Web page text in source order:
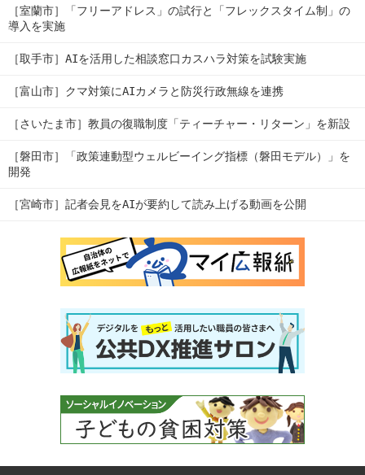
［室蘭市］「フリーアドレス」の試行と「フレックスタイム制」の
導入を実施
［取手市］AIを活用した相談窓口カスハラ対策を試験実施
［富山市］クマ対策にAIカメラと防災行政無線を連携
［さいたま市］教員の復職制度「ティーチャー・リターン」を新設
［磐田市］「政策連動型ウェルビーイング指標（磐田モデル）」を
開発
［宮崎市］記者会見をAIが要約して読み上げる動画を公開